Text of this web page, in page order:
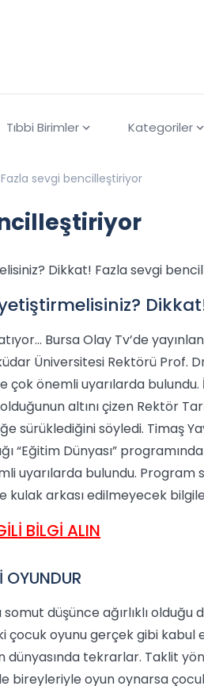
Tıbbi Birimler Kategoriler
Fazla sevgi bencilleştiriyor
Dikkat! Fazla sevgi
Bursa Olay Tv’de
Üniversitesi Rektörü Prof.
çok önemli uyarılarda bulundu.
altını çizen Rektör
sürüklediğini söyledi. Timaş
“Eğitim Dünyası”
uyarılarda bulundu. Program
kulak arkası edilmeyecek
BİLGİ ALIN
düşünce ağırlıklı olduğu
çocuk oyunu gerçek gibi kabul
dünyasında tekrarlar. Taklit
bireyleriyle oyun oynarsa